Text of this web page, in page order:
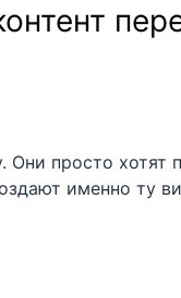
просто хотят
именно ту